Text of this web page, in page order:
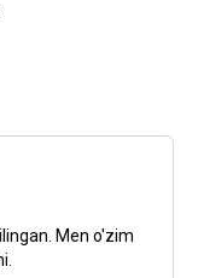
Men o'zim